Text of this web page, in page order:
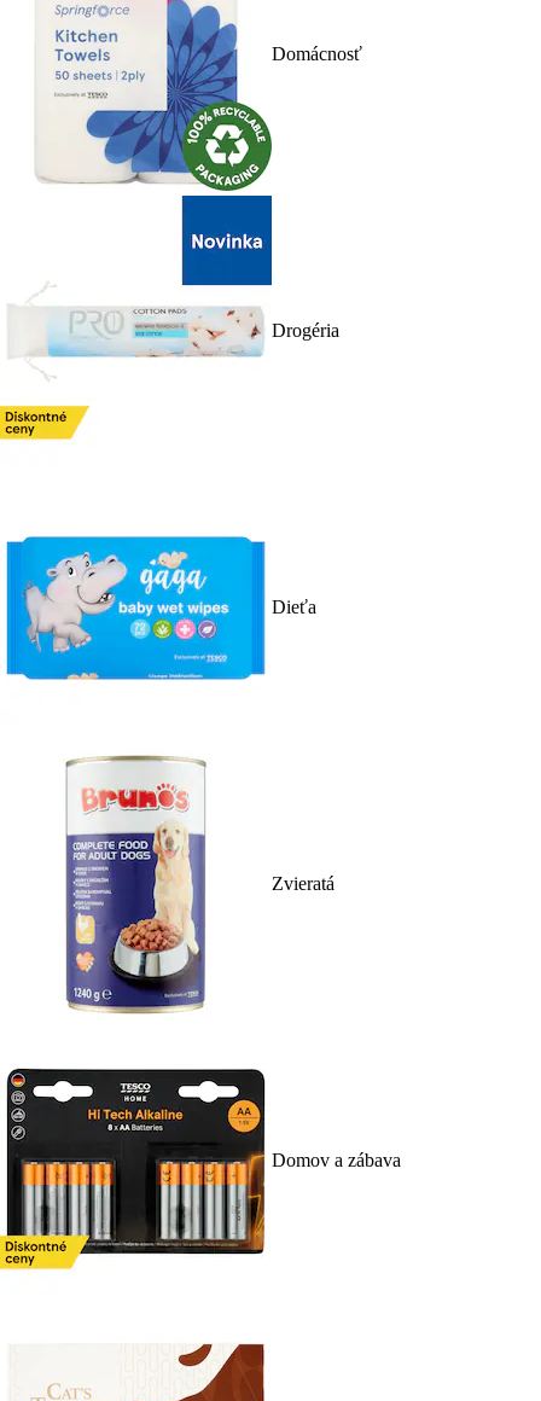
Domácnosť
Drogéria
Dieťa
Zvieratá
Domov a zábava